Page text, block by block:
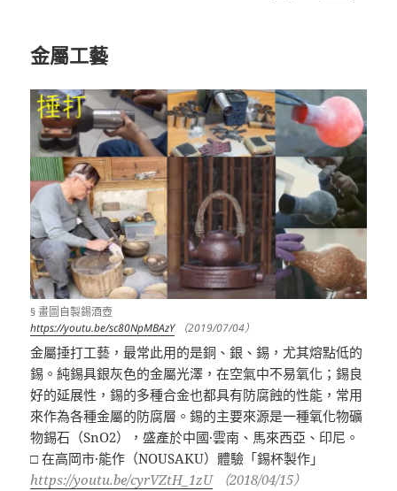
金屬工藝
§ 畫圖自製錫酒壺
https://youtu.be/sc80NpMBAzY（2019/07/04）
金屬捶打工藝，最常此用的是銅、銀、錫，尤其熔點低的
錫。純錫具銀灰色的金屬光澤，在空氣中不易氧化；錫良
好的延展性，錫的多種合金也都具有防腐蝕的性能，常用
來作為各種金屬的防腐層。錫的主要來源是一種氧化物礦
物錫石（SnO2），盛產於中國·雲南、馬來西亞、印尼。
□ 在高岡市·能作（NOUSAKU）體驗「錫杯製作」
https://youtu.be/cyrVZtH_1zU（2018/04/15）